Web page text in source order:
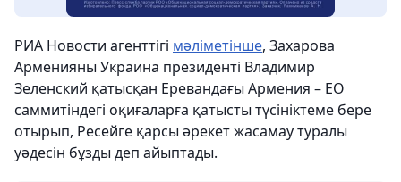
РИА Новости агенттігі мәліметінше, Захарова
Арменияны Украина президенті Владимир
Зеленский қатысқан Еревандағы Армения – ЕО
саммитіндегі оқиғаларға қатысты түсініктеме бере
отырып, Ресейге қарсы әрекет жасамау туралы
уәдесін бұзды деп айыптады.